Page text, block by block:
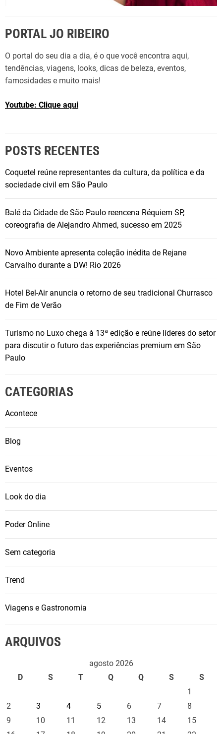
PORTAL JO RIBEIRO
O portal do seu dia a dia, é o que você encontra aqui,
tendências, viagens, looks, dicas de beleza, eventos,
famosidades e muito mais!
Youtube: Clique aqui
POSTS RECENTES
Coquetel reúne representantes da cultura, da política e da
sociedade civil em São Paulo
Balé da Cidade de São Paulo reencena Réquiem SP,
coreografia de Alejandro Ahmed, sucesso em 2025
Novo Ambiente apresenta coleção inédita de Rejane
Carvalho durante a DW! Rio 2026
Hotel Bel-Air anuncia o retorno de seu tradicional Churrasco
de Fim de Verão
Turismo no Luxo chega à 13ª edição e reúne líderes do setor
para discutir o futuro das experiências premium em São
Paulo
CATEGORIAS
Acontece
Blog
Eventos
Look do dia
Poder Online
Sem categoria
Trend
Viagens e Gastronomia
ARQUIVOS
agosto 2026
D
S T Q Q S
S
1
2
3 4 5 6 7
8
9
10 11 12 13 14
15